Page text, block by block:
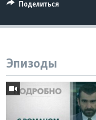
Поделиться
Эпизоды